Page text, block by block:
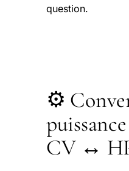
question.
⚙️
CV ↔